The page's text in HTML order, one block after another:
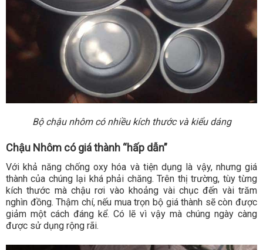
Bộ chậu nhôm có nhiều kích thước và kiểu dáng
Chậu Nhôm có giá thành “hấp dẫn”
Với khả năng chống oxy hóa và tiện dụng là vậy, nhưng giá
thành của chúng lại khá phải chăng. Trên thị trường, tùy từng
kích thước mà chậu rơi vào khoảng vài chục đến vài trăm
nghìn đồng. Thậm chí, nếu mua trọn bộ giá thành sẽ còn được
giảm một cách đáng kể. Có lẽ vì vậy mà chúng ngày càng
được sử dụng rộng rãi.